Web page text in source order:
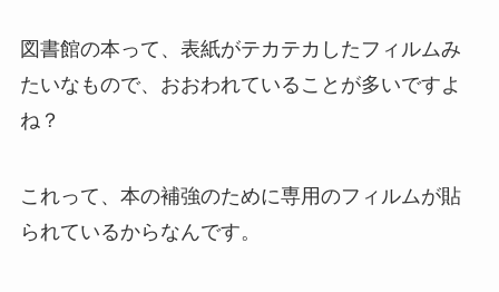
図書館の本って、表紙がテカテカしたフィルムみ
たいなもので、おおわれていることが多いですよ
ね？
これって、本の補強のために専用のフィルムが貼
られているからなんです。